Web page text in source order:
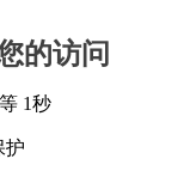
的访问
1秒
护